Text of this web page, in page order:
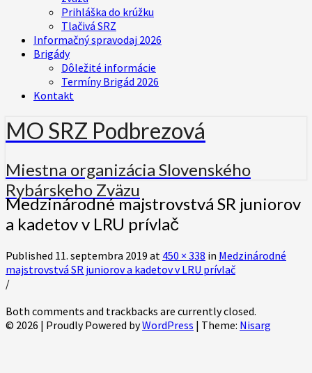
Prihláška do krúžku
Tlačivá SRZ
Informačný spravodaj 2026
Brigády
Dôležité informácie
Termíny Brigád 2026
Kontakt
MO SRZ Podbrezová
Miestna organizácia Slovenského
Rybárskeho Zväzu
Medzinárodné majstrovstvá SR juniorov
a kadetov v LRU prívlač
Published 11. septembra 2019 at 450 × 338 in Medzinárodné
majstrovstvá SR juniorov a kadetov v LRU prívlač
/
Both comments and trackbacks are currently closed.
© 2026 | Proudly Powered byWordPress | Theme: Nisarg